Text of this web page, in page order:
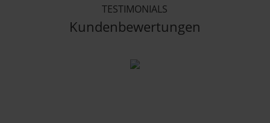
TESTIMONIALS
Kundenbewertungen